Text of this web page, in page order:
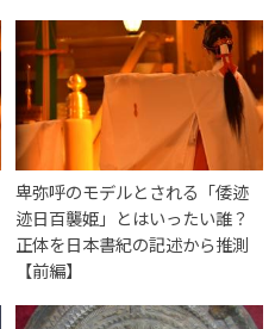
卑弥呼のモデルとされる「倭迹
迹日百襲姫」とはいったい誰？
正体を日本書紀の記述から推測
【前編】